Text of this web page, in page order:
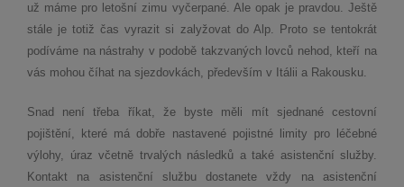
už máme pro letošní zimu vyčerpané. Ale opak je pravdou. Ještě
stále je totiž čas vyrazit si zalyžovat do Alp. Proto se tentokrát
podíváme na nástrahy v podobě takzvaných lovců nehod, kteří na
vás mohou číhat na sjezdovkách, především v Itálii a Rakousku.
Snad není třeba říkat, že byste měli mít sjednané cestovní
pojištění, které má dobře nastavené pojistné limity pro léčebné
výlohy, úraz včetně trvalých následků a také asistenční služby.
Kontakt na asistenční službu dostanete vždy na asistenční